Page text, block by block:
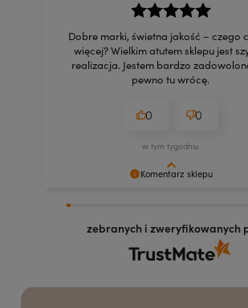
Komentarz sklepu
Dobre marki, świetna jakość – czego
więcej? Wielkim atutem sklepu jest
realizacja. Jestem bardzo
pewno tu wrócę.
0 0
w tym tygodniu
zebranych i zweryfikowanych